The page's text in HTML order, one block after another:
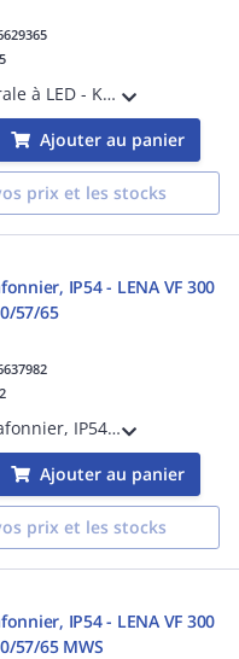
Applique murale à LED - KAT RD 1000-840 HF - Câble pour raccordement de luminaires ¿ 1000 lm ¿ 8.3W ¿ 4000K ¿ IP65
Ajouter au panier
prix et les stocks
IP54 - LENA VF 300
57/65
Applique / plafonnier, IP54 - LENA VF 300 2400 830/35/40/57/65 - Plafonnier LED encastré pour éclairage intérieur performant ¿ 22W ¿ 6500K ¿ Ra>80 ¿ IP54
Ajouter au panier
prix et les stocks
IP54 - LENA VF 300
57/65 MWS